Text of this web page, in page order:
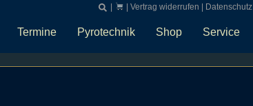
Vertrag widerrufen Datenschutz|
Termine Pyrotechnik Shop Service